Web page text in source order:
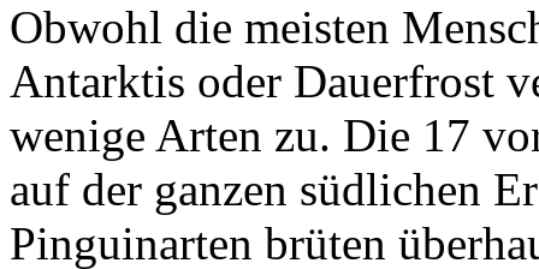
Obwohl die meisten
Antarktis oder Dauerfrost
wenige Arten zu. Die 17
auf der ganzen südlichen
Pinguinarten brüten